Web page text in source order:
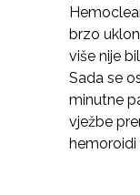
brzo
više nije
Sada se
minutne
vježbe
hemoroidi